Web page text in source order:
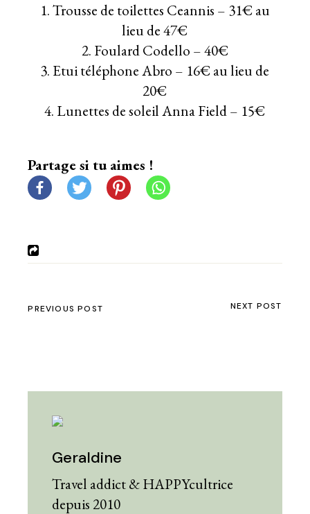
1. Trousse de toilettes Ceannis – 31€ au
lieu de 47€
2. Foulard Codello – 40€
3. Etui téléphone Abro – 16€ au lieu de
20€
4. Lunettes de soleil Anna Field – 15€
Partage si tu aimes !
PREVIOUS POST NEXT POST
Geraldine
Travel addict & HAPPYcultrice
depuis 2010